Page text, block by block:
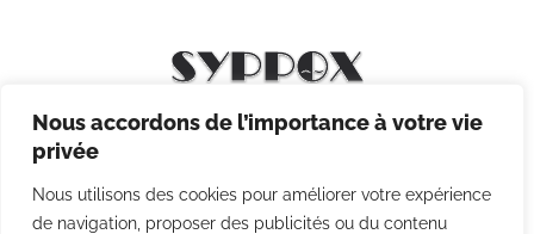
Nous accordons de l’importance à votre vie
privée
Nous utilisons des cookies pour améliorer votre expérience
de navigation, proposer des publicités ou du contenu
Mentions légales
Politique des cookies